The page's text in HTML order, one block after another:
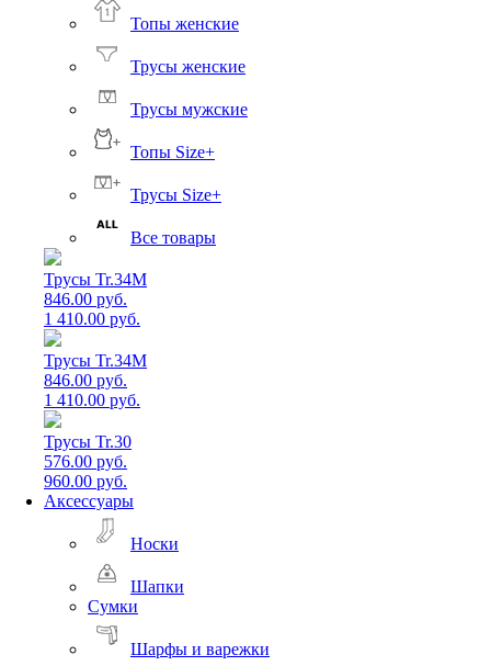
Топы женские
Трусы женские
Трусы мужские
Топы Size+
Трусы Size+
Все товары
Трусы Tr.34M
846.00 руб.
1 410.00 руб.
Трусы Tr.34M
846.00 руб.
1 410.00 руб.
Трусы Tr.30
576.00 руб.
960.00 руб.
Аксессуары
Носки
Шапки
Сумки
Шарфы и варежки